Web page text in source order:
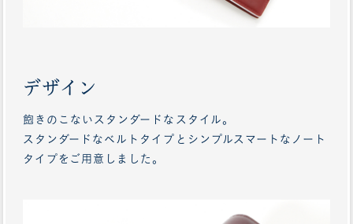
デザイン
飽きのこないスタンダードなスタイル。
スタンダードなベルトタイプとシンプルスマートなノート
タイプをご用意しました。